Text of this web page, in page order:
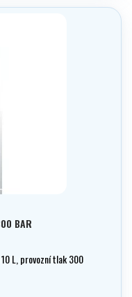
BAR
L, provozní tlak 300